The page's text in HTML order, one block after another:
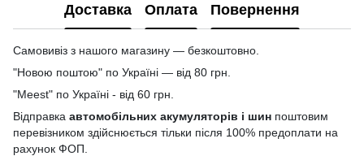
Доставка Оплата Повернення
Самовивіз з нашого магазину — безкоштовно.
"Новою поштою" по Україні — від 80 грн.
"Meest" по Україні - від 60 грн.
Відправка автомобільних акумуляторів і шин поштовим
перевізником здійснюється тільки після 100% предоплати на
рахунок ФОП.